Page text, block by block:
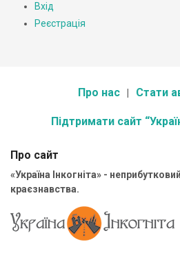
Вхід
Реєстрація
Про нас Стати
Підтримати сайт
Про сайт
«Україна Інкогніта» -
краєзнавства.